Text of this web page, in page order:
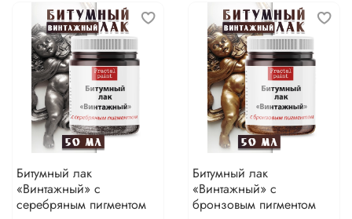
Битумный лак
«Винтажный» с
серебряным пигментом
Битумный лак
«Винтажный» с
бронзовым пигментом